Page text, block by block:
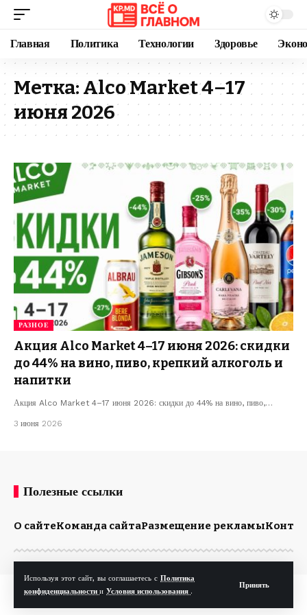
Используя этот сайт, вы соглашаетесь с Политика
конфиденциальности и Условия использования .
Принять
Главная Политика Технологии Здоровье
Метка: Alco Market 4–17
июня 2026
РАЗНОЕ
Акция Alco Market 4–17 июня 2026: скидки
до 44% на вино, пиво, крепкий алкоголь и
напитки
Акция Alco Market 4–17 июня 2026: скидки до 44% на вино, пиво,…
3 июня 2026
Полезные ссылки
О сайтеКоманда сайтаРазмещение рекламы
© Kp.md. Все права защищены.